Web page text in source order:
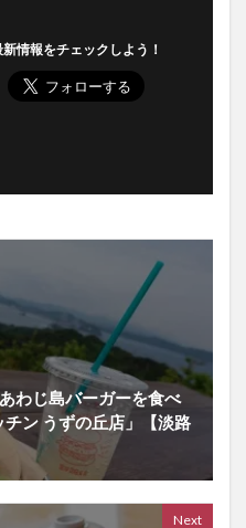
新情報をチェックしよう！
わじ島バーガーを食べ
ン うずの丘店」【淡路
Next